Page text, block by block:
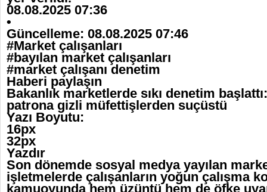
08.08.2025 07:36
•
Güncelleme: 08.08.2025 07:46
#Market çalışanları
#bayılan market çalışanları
#market çalışanı denetim
Haberi paylaşın
Bakanlık marketlerde sıkı denetim
patrona gizli müfettişlerden suçüstü
Yazı Boyutu:
16px
32px
Yazdır
Son dönemde sosyal medya yayılan
işletmelerde çalışanların yoğun çalışma
kamuoyunda hem üzüntü hem de öfke